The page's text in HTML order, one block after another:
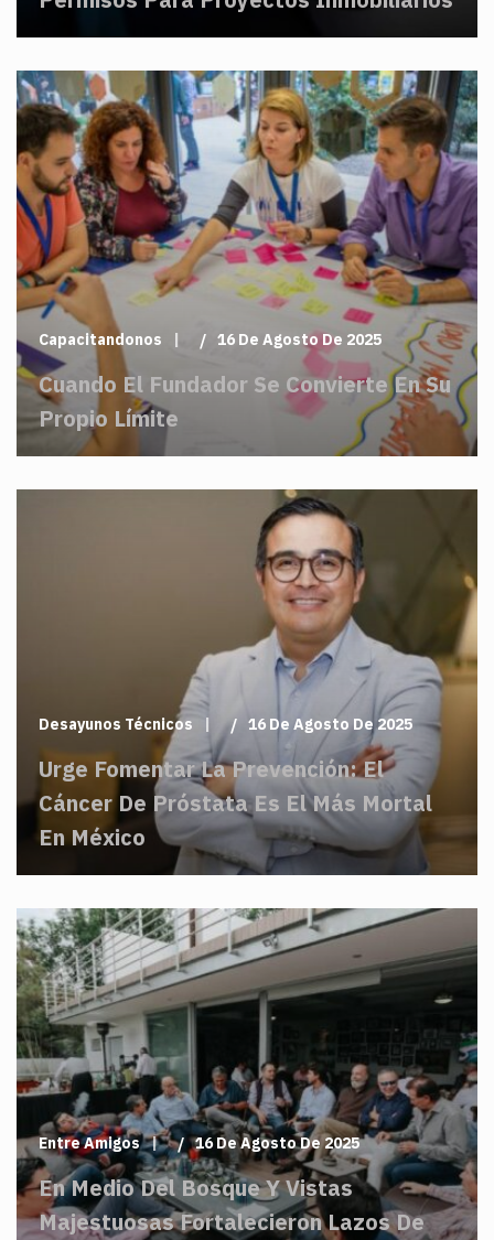
Capacitandonos 16 De Agosto De 2025
Cuando El Fundador Se Convierte En Su
Propio Límite
Desayunos Técnicos 16 De Agosto De 2025
Urge Fomentar La Prevención: El
Cáncer De Próstata Es El Más Mortal
En México
Entre Amigos 16 De Agosto De 2025
En Medio Del Bosque Y Vistas
Majestuosas Fortalecieron Lazos De